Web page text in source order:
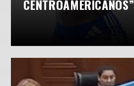
CENTROAMERICANOS”